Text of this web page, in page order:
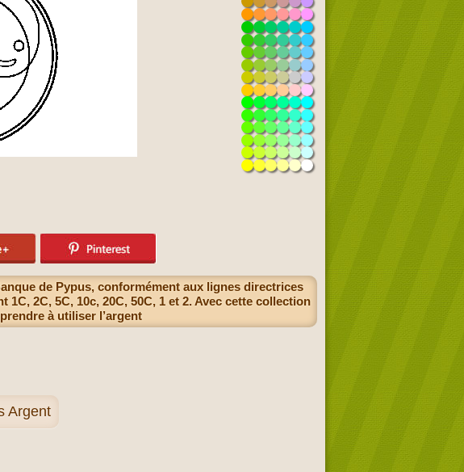
de Pypus, conformément aux lignes directrices
2C, 5C, 10c, 20C, 50C, 1 et 2. Avec cette collection
à utiliser l’argent
Argent